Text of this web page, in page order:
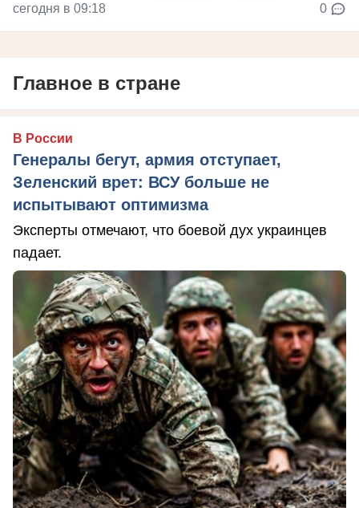
сегодня в 09:18 0
Главное в стране
В России
Генералы бегут, армия отступает,
Зеленский врет: ВСУ больше не
испытывают оптимизма
Эксперты отмечают, что боевой дух украинцев
падает.